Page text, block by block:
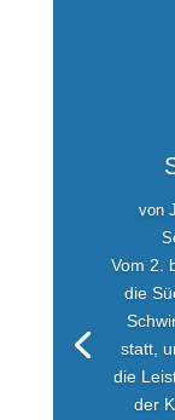
von
Vom 2.
die
statt,
die
der